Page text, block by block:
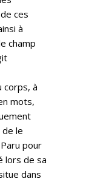
ces
à
champ
corps, à
mots,
le
pour
lors de sa
dans